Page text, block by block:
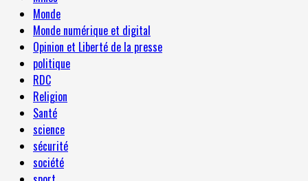
Monde
Monde numérique et digital
Opinion et Liberté de la presse
politique
RDC
Religion
Santé
science
sécurité
société